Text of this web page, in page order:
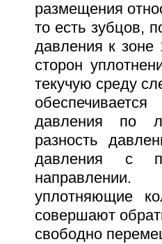
размещения
то есть зубцов,
давления к зоне
сторон
текучую среду
давления по
разность
давления с
уплотняющие
совершают
свободно